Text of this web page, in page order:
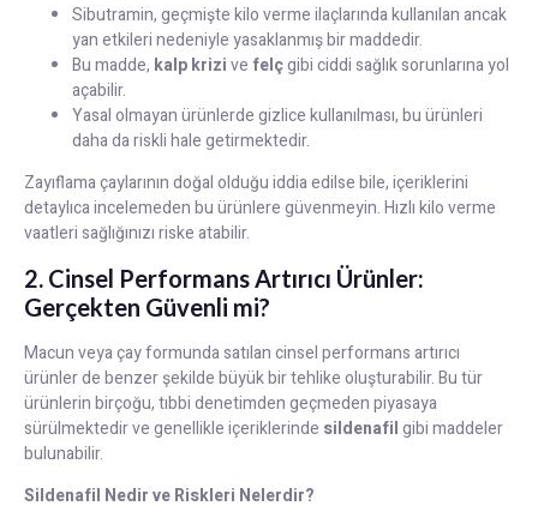
Sibutramin, geçmişte kilo verme ilaçlarında kullanılan ancak
yan etkileri nedeniyle yasaklanmış bir maddedir.
Bu madde, kalp krizive felçgibi ciddi sağlık sorunlarına yol
açabilir.
Yasal olmayan ürünlerde gizlice kullanılması, bu ürünleri
daha da riskli hale getirmektedir.
Zayıflama çaylarının doğal olduğu iddia edilse bile, içeriklerini
detaylıca incelemeden bu ürünlere güvenmeyin. Hızlı kilo verme
vaatleri sağlığınızı riske atabilir.
2. Cinsel Performans Artırıcı Ürünler:
Gerçekten Güvenli mi?
Macun veya çay formunda satılan cinsel performans artırıcı
ürünler de benzer şekilde büyük bir tehlike oluşturabilir. Bu tür
ürünlerin birçoğu, tıbbi denetimden geçmeden piyasaya
sürülmektedir ve genellikle içeriklerinde sildenafilgibi maddeler
bulunabilir.
Sildenafil Nedir ve Riskleri Nelerdir?